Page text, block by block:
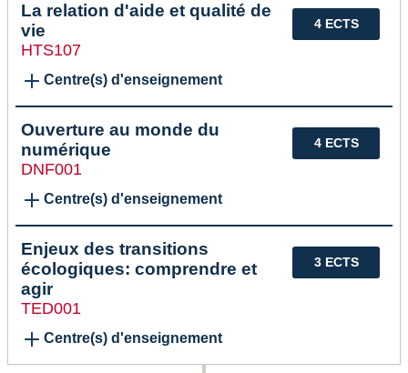
4 ECTS
La relation d'aide et qualité de
vie
HTS107
Centre(s) d'enseignement
4 ECTS
Ouverture au monde du
numérique
DNF001
Centre(s) d'enseignement
3 ECTS
Enjeux des transitions
écologiques: comprendre et
agir
TED001
Centre(s) d'enseignement